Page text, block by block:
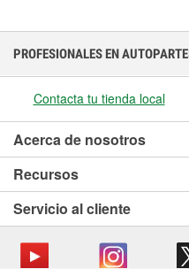
PROFESIONALES EN
Contacta tu tienda local
Acerca de nosotros
Recursos
Servicio al cliente